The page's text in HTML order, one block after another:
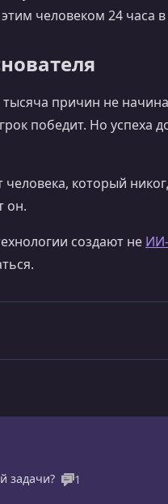
человеком 24 часа в
тысяча причин не
победит. Но успеха
человека, который
он.
создают не
задачи? 1